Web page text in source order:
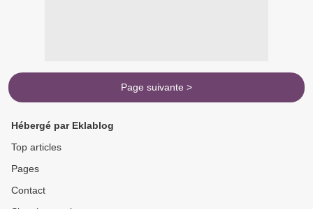
Page suivante >
Hébergé par Eklablog
Top articles
Pages
Contact